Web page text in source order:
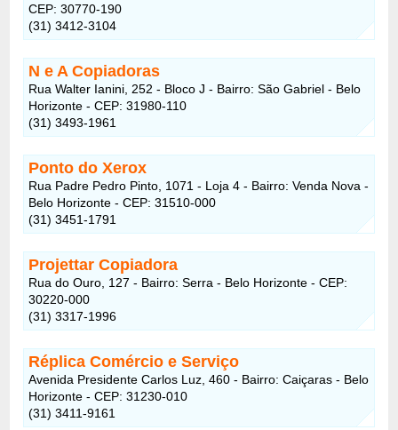
CEP: 30770-190
(31) 3412-3104
N e A Copiadoras
Rua Walter Ianini, 252 - Bloco J - Bairro: São Gabriel - Belo
Horizonte - CEP: 31980-110
(31) 3493-1961
Ponto do Xerox
Rua Padre Pedro Pinto, 1071 - Loja 4 - Bairro: Venda Nova -
Belo Horizonte - CEP: 31510-000
(31) 3451-1791
Projettar Copiadora
Rua do Ouro, 127 - Bairro: Serra - Belo Horizonte - CEP:
30220-000
(31) 3317-1996
Réplica Comércio e Serviço
Avenida Presidente Carlos Luz, 460 - Bairro: Caiçaras - Belo
Horizonte - CEP: 31230-010
(31) 3411-9161